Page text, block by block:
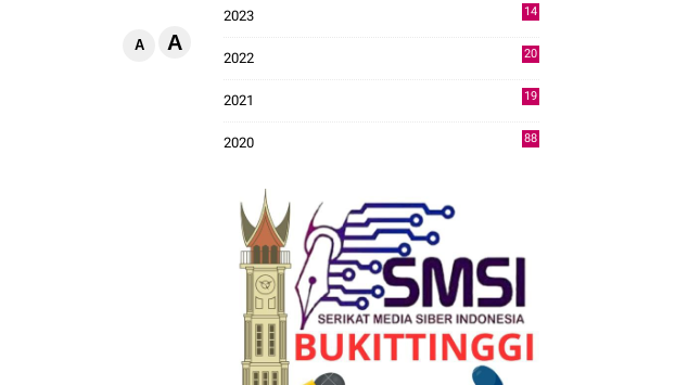
A A
2023
14
2022
20
2021
19
2020
88